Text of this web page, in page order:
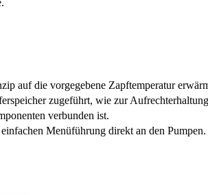
auf die vorgegebene Zapftemperatur
zugeführt, wie zur
verbunden ist.
Menü­führung direkt an den